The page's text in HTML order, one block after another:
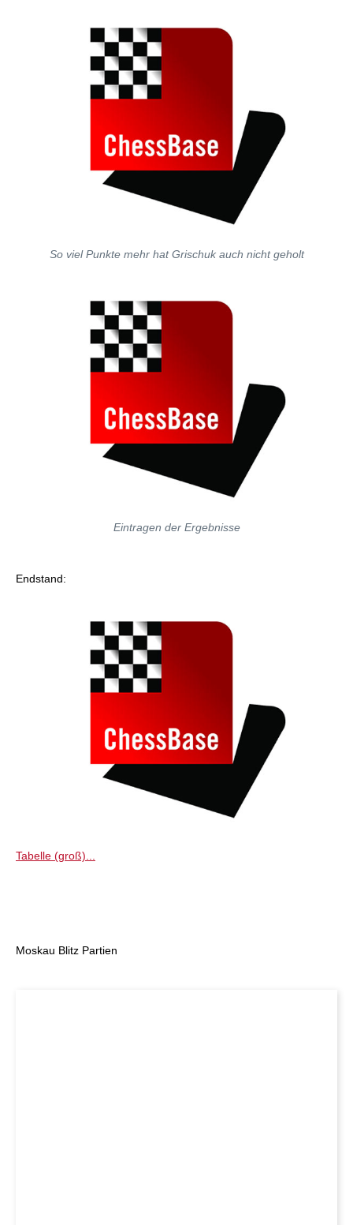
So viel Punkte mehr hat Grischuk auch nicht geholt
Eintragen der Ergebnisse
Endstand:
Tabelle (groß)...
Moskau Blitz Partien